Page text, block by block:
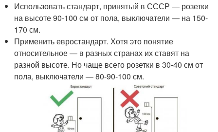
Использовать стандарт, принятый в СССР — розетки
на высоте 90-100 см от пола, выключатели — на 150-
170 см.
Применить евростандарт. Хотя это понятие
относительное — в разных странах их ставят на
разной высоте. Но чаще всего розетки в 30-40 см от
пола, выключатели — 80-90-100 см.